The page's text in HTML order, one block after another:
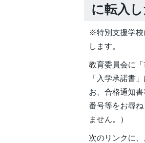
に転入し
※特別支援学校
します。
教育委員会に
「入学承諾書
お、合格通知
番号等をお尋
ません。）
次のリンクに